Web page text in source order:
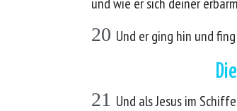
20 Und er ging hin und
21 Und als Jesus im